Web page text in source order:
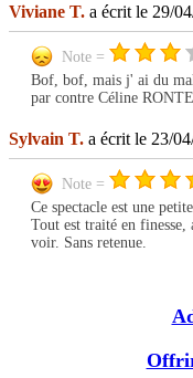
Viviane T. a écrit le 29/
Note =
Bof, bof, mais j' ai du
par contre Céline
Sylvain T. a écrit le 23/
Note =
Ce spectacle est une
Tout est traité en
voir. Sans retenue.